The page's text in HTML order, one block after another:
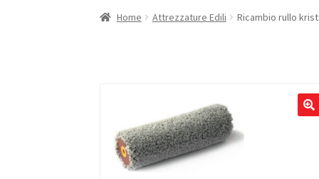
Home Attrezzature Edili Ricambio rullo